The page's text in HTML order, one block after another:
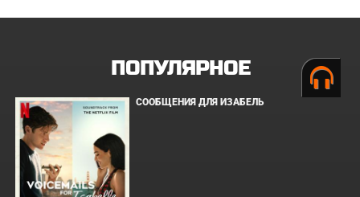
ПОПУЛЯРНОЕ
СООБЩЕНИЯ ДЛЯ ИЗАБЕЛЬ